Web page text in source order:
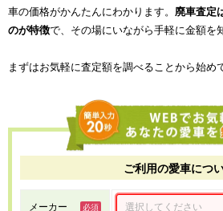
車の価格がかんたんにわかります。 廃車査定
のが特徴で、その場にいながら手軽に金額を
まずはお気軽に査定額を調べることから始め
ご利用の愛車につ
メーカー